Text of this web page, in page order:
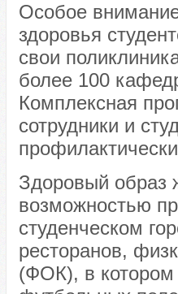
Особое
здоровья
свои
более 100
Комплексная
сотрудники и
Здоровый образ
возможностью
студенческом
ресторанов,
(ФОК), в котором